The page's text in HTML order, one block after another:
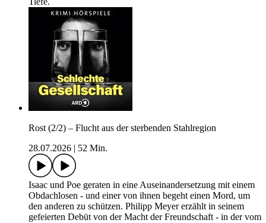
Rost (2/2) – Flucht aus der sterbenden Stahlregion
28.07.2026
52 Min.
Isaac und Poe geraten in eine Auseinandersetzung mit einem
Obdachlosen - und einer von ihnen begeht einen Mord, um
den anderen zu schützen. Philipp Meyer erzählt in seinem
gefeierten Debüt von der Macht der Freundschaft - in der vom